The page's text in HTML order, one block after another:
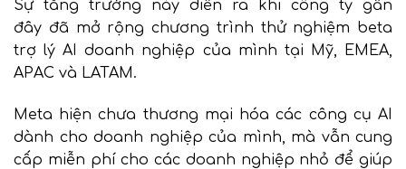
Sự tăng trưởng này diễn ra khi công ty gần
đây đã mở rộng chương trình thử nghiệm beta
trợ lý AI doanh nghiệp của mình tại Mỹ, EMEA,
APAC và LATAM.
Meta hiện chưa thương mại hóa các công cụ AI
dành cho doanh nghiệp của mình, mà vẫn cung
cấp miễn phí cho các doanh nghiệp nhỏ để giúp